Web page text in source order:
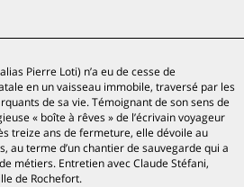
Pierre Loti) n’a eu de cesse de
en un vaisseau immobile, traversé par les
de sa vie. Témoignant de son sens de
« boîte à rêves » de l’écrivain voyageur
treize ans de fermeture, elle dévoile au
au terme d’un chantier de sauvegarde qui a
métiers. Entretien avec Claude Stéfani,
de Rochefort.